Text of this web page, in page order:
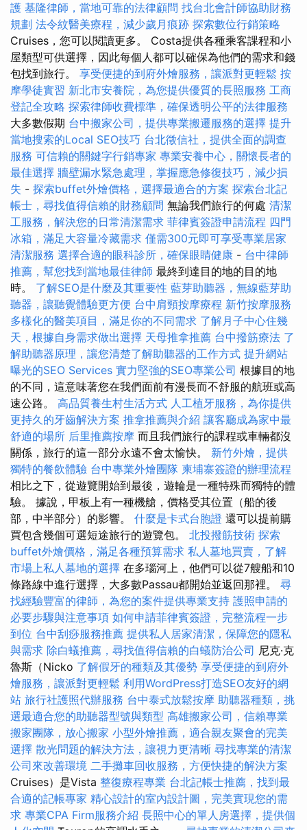
護 基隆律師，當地可靠的法律顧問 找台北會計師協助財務
規劃 法令紋醫美療程，減少歲月痕跡 探索數位行銷策略
Cruises，您可以閱讀更多。 Costa提供各種乘客課程和小
屋類型可供選擇，因此每個人都可以確保為他們的需求和錢
包找到旅行。 享受便捷的到府外燴服務，讓派對更輕鬆 按
摩學徒實習 新北市安養院，為您提供優質的長照服務 工商
登記全攻略 探索律師收費標準，確保透明公平的法律服務
大多數假期 台中搬家公司，提供專業搬遷服務的選擇 提升
當地搜索的Local SEO技巧 台北徵信社，提供全面的調查
服務 可信賴的關鍵字行銷專家 專業安養中心，關懷長者的
最佳選擇 牆壁漏水緊急處理，掌握應急修復技巧，減少損
失 - 探索buffet外燴價格，選擇最適合的方案 探索台北記
帳士，尋找值得信賴的財務顧問 無論我們旅行的何處 清潔
工服務，解決您的日常清潔需求 菲律賓簽證申請流程 四門
冰箱，滿足大容量冷藏需求 僅需300元即可享受專業居家
清潔服務 選擇合適的眼科診所，確保眼睛健康 - 台中律師
推薦，幫您找到當地最佳律師 最終到達目的地的目的地
時。 了解SEO是什麼及其重要性 藍芽助聽器，無線藍芽助
聽器，讓聽覺體驗更方便 台中肩頸按摩療程 新竹按摩服務
多樣化的醫美項目，滿足你的不同需求 了解月子中心住幾
天，根據自身需求做出選擇 天母推拿推薦 台中撥筋療法 了
解助聽器原理，讓您清楚了解助聽器的工作方式 提升網站
曝光的SEO Services 實力堅強的SEO專業公司 根據目的地
的不同，這意味著您在我們面前有漫長而不舒服的航班或高
速公路。 高品質養生村生活方式 人工植牙服務，為你提供
更持久的牙齒解決方案 推拿推薦與介紹 讓客廳成為家中最
舒適的場所 后里推薦按摩 而且我們旅行的課程或車輛都沒
關係，旅行的這一部分永遠不會太愉快。 新竹外燴，提供
獨特的餐飲體驗 台中專業外燴團隊 柬埔寨簽證的辦理流程
相比之下，從遊覽開始到最後，遊輪是一種特殊而獨特的體
驗。 據說，甲板上有一種機艙，價格受其位置（船的後
部，中半部分）的影響。 什麼是卡式台胞證 還可以提前購
買包含幾個可選短途旅行的遊覽包。 北投撥筋技術 探索
buffet外燴價格，滿足各種預算需求 私人墓地買賣，了解
市場上私人墓地的選擇 在多瑙河上，他們可以從7艘船和10
條路線中進行選擇，大多數Passau都開始並返回那裡。 尋
找經驗豐富的律師，為您的案件提供專業支持 護照申請的
必要步驟與注意事項 如何申請菲律賓簽證，完整流程一步
到位 台中刮痧服務推薦 提供私人居家清潔，保障您的隱私
與需求 除白蟻推薦，尋找值得信賴的白蟻防治公司 尼克·克
魯斯（Nicko 了解假牙的種類及其優勢 享受便捷的到府外
燴服務，讓派對更輕鬆 利用WordPress打造SEO友好的網
站 旅行社護照代辦服務 台中泰式放鬆按摩 助聽器種類，挑
選最適合您的助聽器型號與類型 高雄搬家公司，信賴專業
搬家團隊，放心搬家 小型外燴推薦，適合親友聚會的完美
選擇 散光問題的解決方法，讓視力更清晰 尋找專業的清潔
公司來改善環境 二手攤車回收服務，方便快捷的解決方案
Cruises）是Vista 整復療程專業 台北記帳士推薦，找到最
合適的記帳專家 精心設計的室內設計圖，完美實現您的需
求 專業CPA Firm服務介紹 長照中心的單人房選擇，提供個